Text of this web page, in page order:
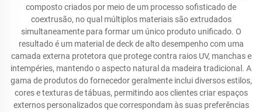
composto criados por meio de um processo sofisticado de
coextrusão, no qual múltiplos materiais são extrudados
simultaneamente para formar um único produto unificado. O
resultado é um material de deck de alto desempenho com uma
camada externa protetora que protege contra raios UV, manchas e
intempéries, mantendo o aspecto natural da madeira tradicional. A
gama de produtos do fornecedor geralmente inclui diversos estilos,
cores e texturas de tábuas, permitindo aos clientes criar espaços
externos personalizados que correspondam às suas preferências